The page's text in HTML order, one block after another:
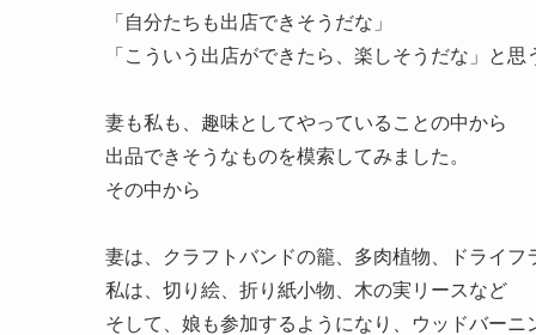
「自分たちも出店できそうだな」
「こういう出店ができたら、楽しそうだな」
と思
妻も私も、趣味としてやっていることの中から
出品できそうなものを模索してみました。
その中から
妻は、クラフトバンドの籠、多肉植物、ドライフ
私は、切り絵、折り紙小物、木の実リースなど
そして、娘も参加するようになり、ウッドバーニ